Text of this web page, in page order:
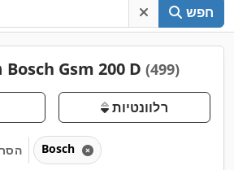
חפש
משמש למכירה Bosch Gsm 200 D (499)
רלוונטיות
Bosch